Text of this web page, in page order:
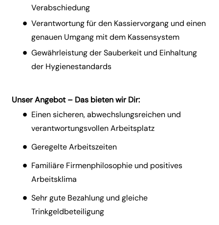
Verabschiedung
Verantwortung für den Kassiervorgang und einen
genauen Umgang mit dem Kassensystem
Gewährleistung der Sauberkeit und Einhaltung
der Hygienestandards
Unser Angebot – Das bieten wir Dir:
Einen sicheren, abwechslungsreichen und
verantwortungsvollen Arbeitsplatz
Geregelte Arbeitszeiten
Familiäre Firmenphilosophie und positives
Arbeitsklima
Sehr gute Bezahlung und gleiche
Trinkgeldbeteiligung